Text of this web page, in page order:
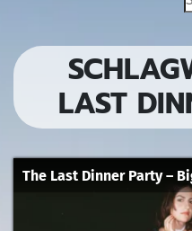
LAST
The Last Dinner Party –